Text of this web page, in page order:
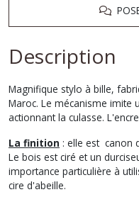
Description
Magnifique stylo à bille,
Maroc. Le mécanisme imite
actionnant la culasse.
La finition : elle est canon
Le bois est ciré et un
importance particulière à
cire d'abeille.